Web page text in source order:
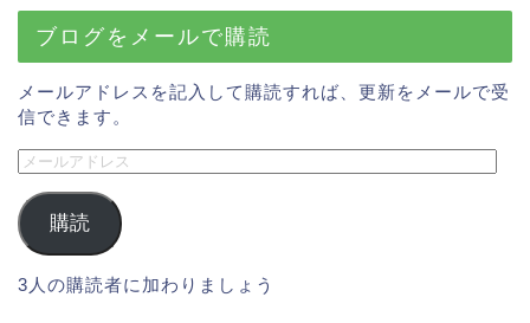
ブログをメールで購読
メールアドレスを記入して購読すれば、更新をメールで受
信できます。
購読
3人の購読者に加わりましょう